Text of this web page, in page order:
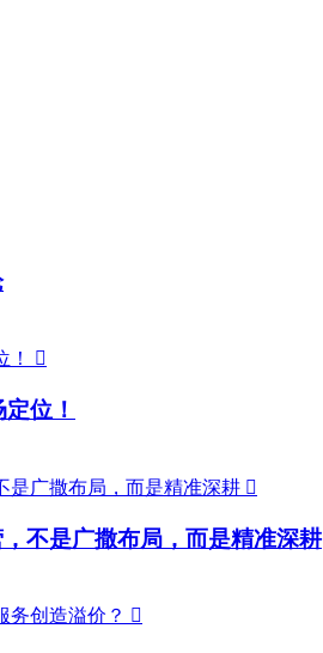

位！

不是广撒布局，而是精准深耕
